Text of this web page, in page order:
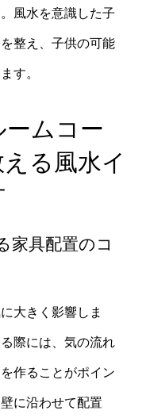
風水を意識した子
整え、子供の可能
す。
ムコー
る風水イ
家具配置のコ
大きく影響しま
際には、気の流れ
作ることがポイン
に沿わせて配置